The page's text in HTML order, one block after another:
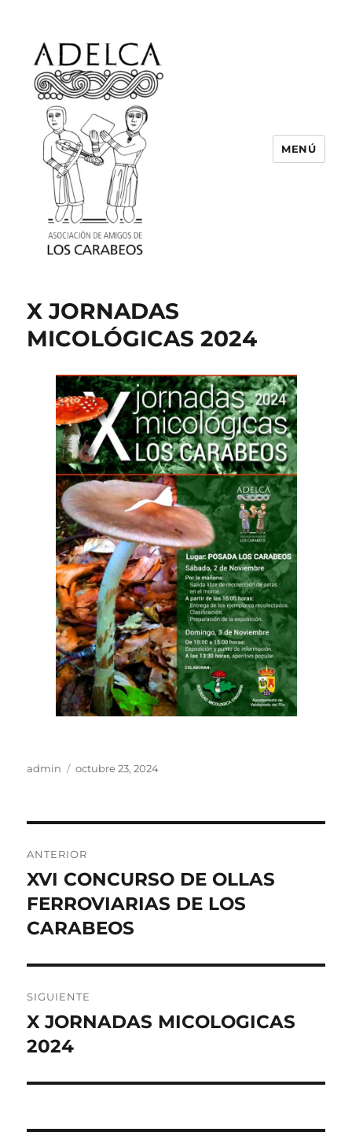
CARABEOS
MENÚ
X JORNADAS
MICOLÓGICAS 2024
Autor
admin
Publicado
octubre 23, 2024
de
entradas
ANTERIOR
Entrada
anterior:
XVI CONCURSO DE OLLAS
FERROVIARIAS DE LOS
CARABEOS
SIGUIENTE
Entrada
siguiente:
X JORNADAS MICOLOGICAS
2024